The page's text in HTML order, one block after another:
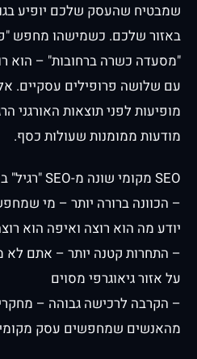
שמבטיח שהעסק שלכם יופיע
באזור שלכם. כשמישהו מחפש
"מסעדה כשרה ברחובות" – הוא
עם שלושה פרופילים עסקיים.
מופיעות לפני תוצאות האורגני
מודעות ממומנות שעולות כסף.
SEO מקומי שונה מ-SEO "רגיל" בכמה דרכים מהותיות:
– הכוונה ברורה יותר – מי
יודע מה הוא רוצה ואיפה הוא
– התחרות קטנה יותר – אתם לא
על אזור גיאוגרפי מסוים
מהאנשים שמחפשים עסק מקומי